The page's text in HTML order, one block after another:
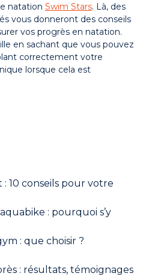
natation Swim Stars. Là, des
vous donneront des conseils
vos progrès en natation.
en sachant que vous pouvez
correctement votre
lorsque cela est
10 conseils pour votre
: pourquoi s’y
: que choisir ?
: résultats, témoignages